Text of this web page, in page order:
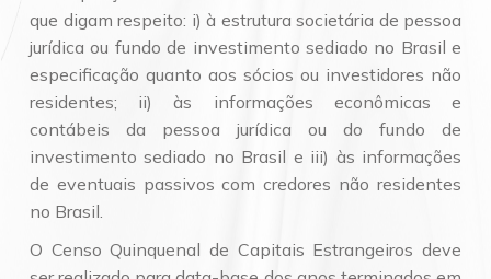
que digam respeito: i) à estrutura societária de pessoa
jurídica ou fundo de investimento sediado no Brasil e
especificação quanto aos sócios ou investidores não
residentes; ii) às informações econômicas e
contábeis da pessoa jurídica ou do fundo de
investimento sediado no Brasil e iii) às informações
de eventuais passivos com credores não residentes
no Brasil.
O Censo Quinquenal de Capitais Estrangeiros deve